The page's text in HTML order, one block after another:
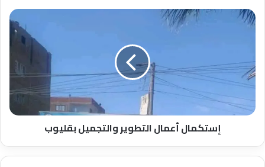
إستكمال
أعمال
بقليوب
إستكمال أعمال التطوير والتجميل بقليوب